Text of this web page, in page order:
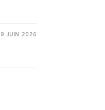
JUIN 2026